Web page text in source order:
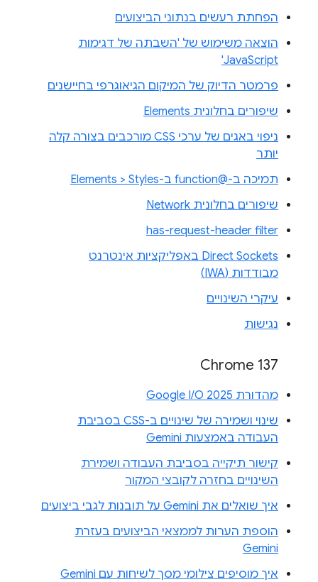
הפחתת רעשים בנתוני הביצועים
הוצאה משימוש של 'השבתה של דגימות
JavaScript'
פרמטר הדיוק של המיקום הגיאוגרפי בחיישנים
שיפורים בחלונית Elements
ניפוי באגים של ערכי CSS מורכבים בצורה קלה
יותר
תמיכה ב-@function ב-Elements > Styles
שיפורים בחלונית Network
has-request-header filter
Direct Sockets באפליקציות אינטרנט
מבודדות (IWA)
עיקרי השינויים
נגישות
Chrome 137
מהדורת Google I/O 2025
שינוי ושמירה של שינויים ב-CSS בסביבת
העבודה באמצעות Gemini
קישור תיקייה בסביבת העבודה ושמירת
השינויים בחזרה לקובצי המקור
איך שואלים את Gemini על תובנות לגבי ביצועים
הוספת הערות לממצאי הביצועים בעזרת
Gemini
איך מוסיפים צילומי מסך לשיחות עם Gemini